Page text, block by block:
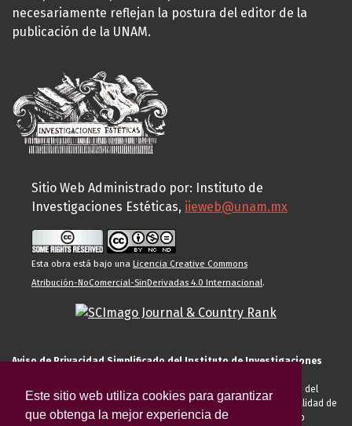
Este sitio web utiliza cookies para garantizar
que obtenga la mejor experiencia de
necesariamente reflejan la postura del editor de la
publicación de la UNAM.
Sitio Web Administrado por: Instituto de
Investigaciones Estéticas, iieweb@unam.mx
Esta obra está bajo una Licencia Creative Commons
Atribución-NoComercial-SinDerivadas 4.0 Internacional.
Aviso de Privacidad Simplificado del Instituto de Investigaciones
El Instituto de Investigaciones Estéticas de la UNAM, es responsable del
tratamiento de sus datos personales para el registro de usted en calidad de
alumno, docente, personal de la entidad académica, conferencista o